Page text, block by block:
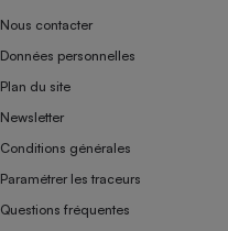
Nous contacter
Données personnelles
Plan du site
Newsletter
Conditions générales
Paramétrer les traceurs
Questions fréquentes